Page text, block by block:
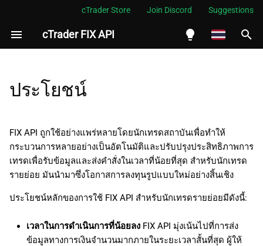
cTrader Store Join Discord Suggestions
cTrader FIX API
العربية
Indonesia
Melayu
한국어
กำ
ม
ต้
ประโยชน์
FIX API ถูกใช้อย่างแพร่หลายโดยนักเทรดสถาบันเพื่อทำให้
กระบวนการหลายอย่างเป็นอัตโนมัติและปรับปรุงประสิทธิภาพการ
เทรดเพื่อรับข้อมูลและส่งคำสั่งในเวลาที่น้อยที่สุด สำหรับนักเทรด
รายย่อย มันนำมาซึ่งโอกาสการลงทุนรูปแบบใหม่อย่างสิ้นเชิง
ประโยชน์หลักของการใช้ FIX API สำหรับนักเทรดรายย่อยมีดังนี้:
เวลาในการดำเนินการที่น้อยลงFIX API มุ่งเน้นไปที่การส่ง
ข้อมูลทางการเงินจำนวนมากภายในระยะเวลาสั้นที่สุด ผู้ให้